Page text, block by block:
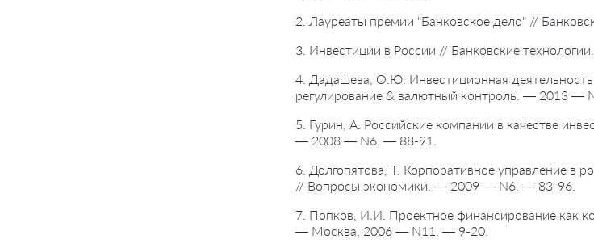
2. Лауреаты премии "Банковское дело" //
3. Инвестиции в России // Банковские
4. Дадашева, О.Ю. Инвестиционная
регулирование & валютный контроль. — 2013 —
5. Гурин, А. Российские компании в качестве
— 2008 — N6. — 88-91.
6. Долгопятова, Т. Корпоративное управление в
// Вопросы экономики. — 2009 — N6. — 83-96.
7. Попков, И.И. Проектное финансирование как
— Москва, 2006 — N11. — 9-20.